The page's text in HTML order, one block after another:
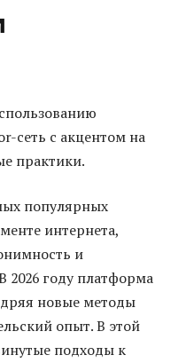
сеть с акцентом на
практики.
популярных
интернета,
и
2026 году платформа
новые методы
опыт. В этой
подходы к